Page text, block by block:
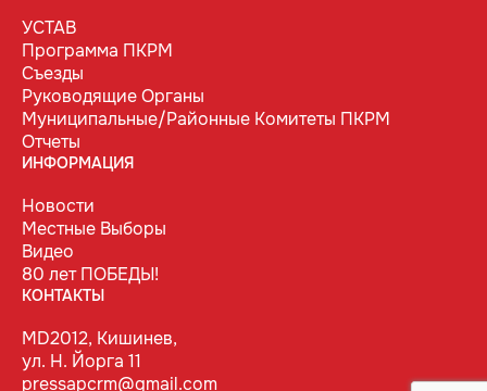
УСТАВ
Программа ПКРМ
Съезды
Руководящие Органы
Муниципальные/Районные Комитеты ПКРМ
Отчеты
ИНФОРМАЦИЯ
Новости
Местные Выборы
Видео
80 лет ПОБЕДЫ!
КОНТАКТЫ
MD2012, Кишинев,
ул. Н. Йорга 11
pressapcrm@gmail.com